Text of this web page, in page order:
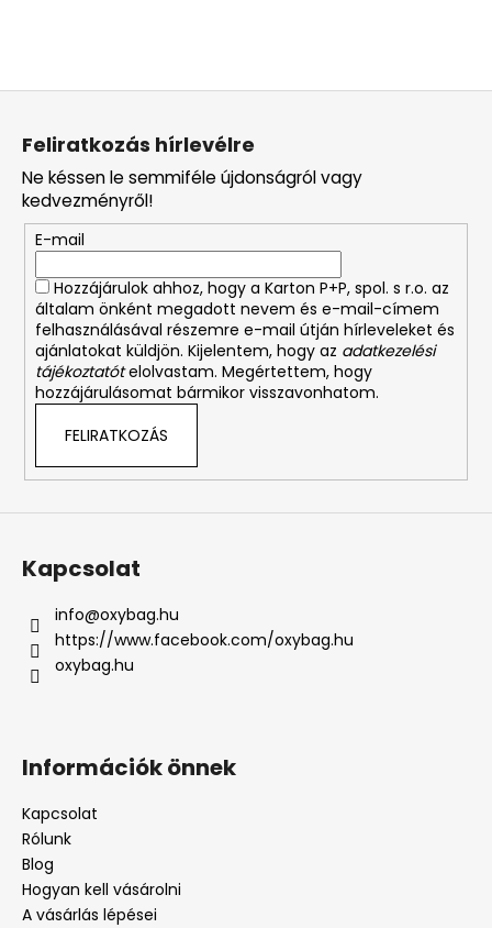
Feliratkozás hírlevélre
Ne késsen le semmiféle újdonságról vagy
kedvezményről!
E-mail
Hozzájárulok ahhoz, hogy a Karton P+P, spol. s r.o. az
általam önként megadott nevem és e-mail-címem
felhasználásával részemre e-mail útján hírleveleket és
ajánlatokat küldjön. Kijelentem, hogy az adatkezelési
tájékoztatótelolvastam. Megértettem, hogy
hozzájárulásomat bármikor visszavonhatom.
FELIRATKOZÁS
Kapcsolat
info@oxybag.hu
https://www.facebook.com/oxybag.hu
oxybag.hu
Információk önnek
Kapcsolat
Rólunk
Blog
Hogyan kell vásárolni
A vásárlás lépései